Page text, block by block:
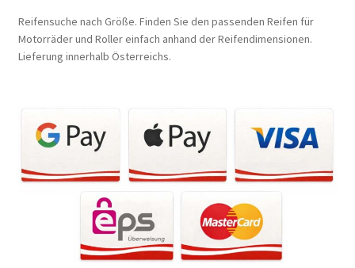
Reifensuche nach Größe. Finden Sie den passenden Reifen für
Motorräder und Roller einfach anhand der Reifendimensionen.
Lieferung innerhalb Österreichs.